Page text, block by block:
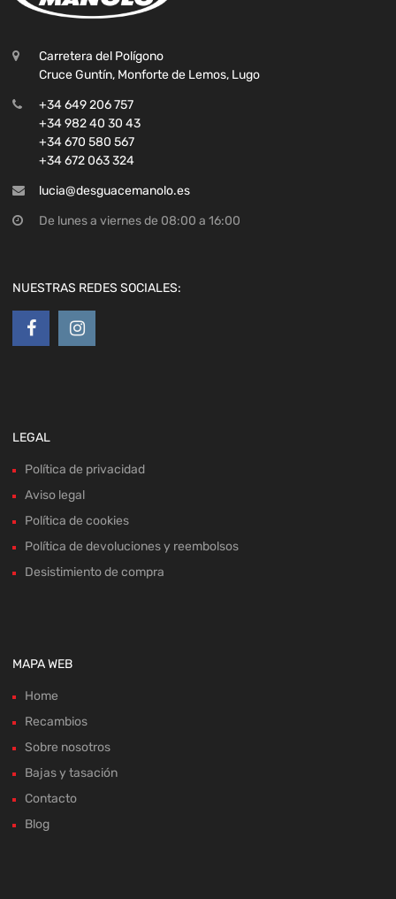
Carretera del Polígono
Cruce Guntín, Monforte de Lemos, Lugo
+34 649 206 757
+34 982 40 30 43
+34 670 580 567
+34 672 063 324
lucia@desguacemanolo.es
De lunes a viernes de 08:00 a 16:00
NUESTRAS REDES SOCIALES:
LEGAL
Política de privacidad
Aviso legal
Política de cookies
Política de devoluciones y reembolsos
Desistimiento de compra
MAPA WEB
Home
Recambios
Sobre nosotros
Bajas y tasación
Contacto
Blog